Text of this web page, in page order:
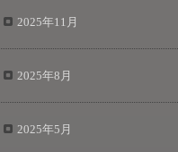
2025年11月
2025年8月
2025年5月